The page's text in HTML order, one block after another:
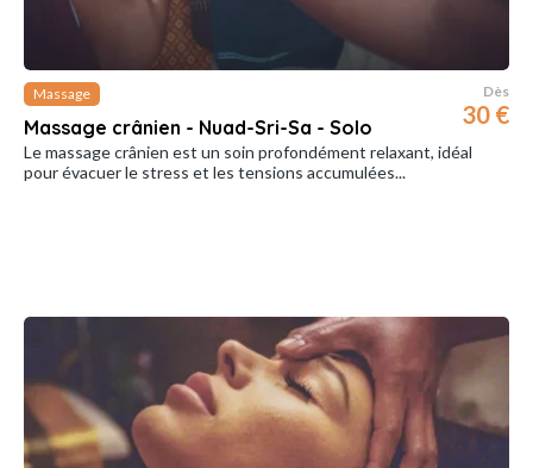
Massage
Massage crânien - Nuad-Sri-Sa - Solo
Dès
30 €
Le massage crânien est un soin profondément relaxant, idéal
pour évacuer le stress et les tensions accumulées...